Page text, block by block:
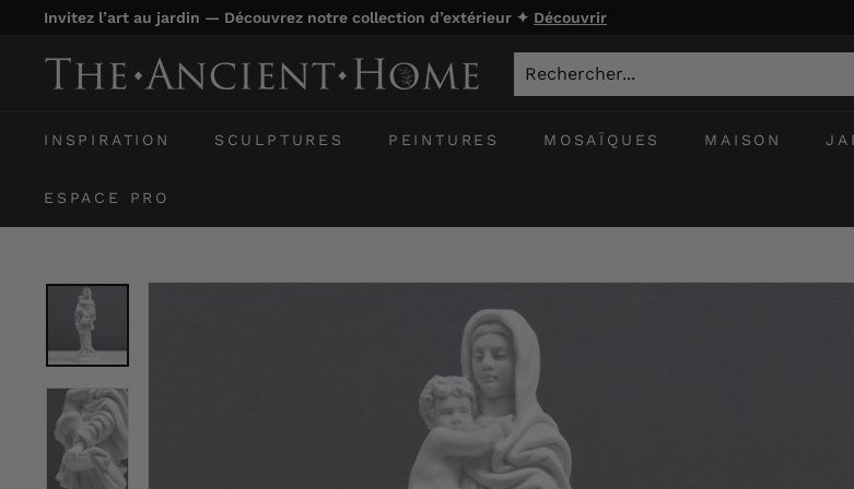
Passer
contenuPause
Invitez l’art au jardin — Découvrez notre collection d’extérieur ✦ Découvrir
T
e
n
c
e
t
H
m
INSPIRATION SCULPTURES PEINTURES MOSAÏQUES MAISON
ESPACE PRO